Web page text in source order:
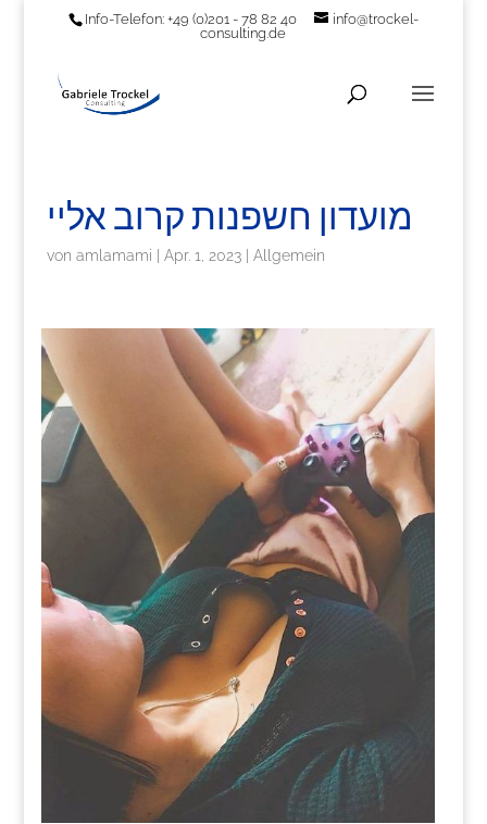
Info-Telefon: +49 (0)201 - 78 82 40
info@trockel-
consulting.de
מועדון חשפנות קרוב אליי
von amlamami Apr. 1, 2023| Allgemein